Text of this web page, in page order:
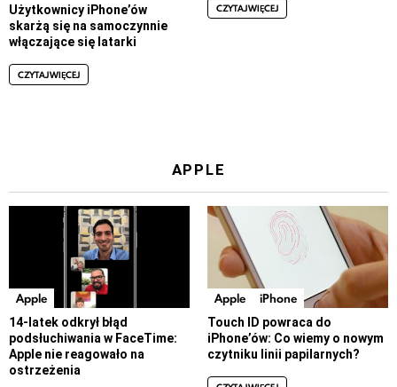
Użytkownicy iPhone’ów
skarżą się na samoczynnie
włączające się latarki
CZYTAJ WIĘCEJ
CZYTAJ WIĘCEJ
APPLE
Apple
14-latek odkrył błąd
podsłuchiwania w FaceTime:
Apple nie reagowało na
ostrzeżenia
Apple iPhone
Touch ID powraca do
iPhone’ów: Co wiemy o nowym
czytniku linii papilarnych?